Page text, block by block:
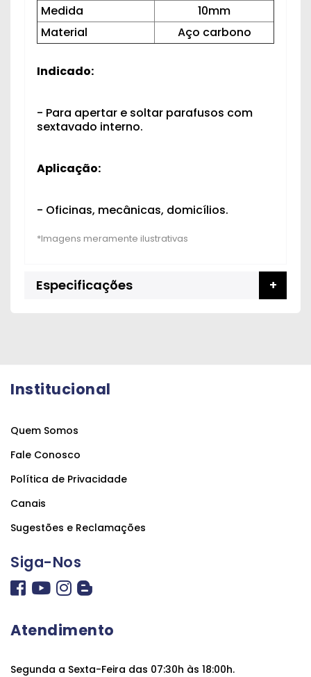
Medida
10mm
Material
Aço carbono
Indicado:
- Para apertar e soltar parafusos com
sextavado interno.
Aplicação:
- Oficinas, mecânicas, domicílios.
Especificações
Institucional
Quem Somos
Fale Conosco
Política de Privacidade
Canais
Sugestões e Reclamações
Siga-Nos
Atendimento
Segunda a Sexta-Feira das 07:30h às 18:00h.